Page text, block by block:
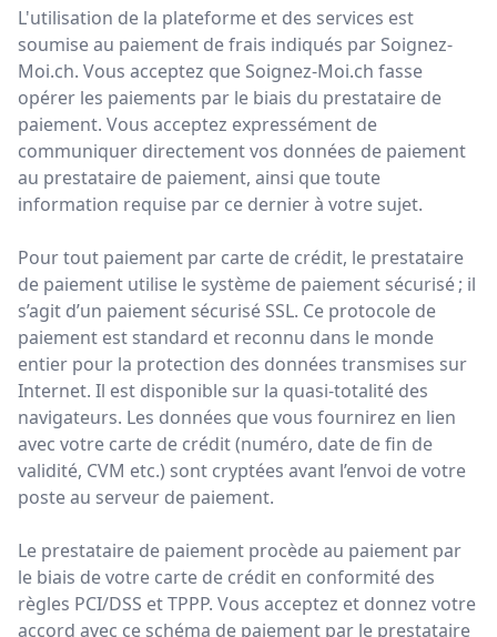
L'utilisation de la plateforme et des services est
soumise au paiement de frais indiqués par Soignez-
Moi.ch. Vous acceptez que Soignez-Moi.ch fasse
opérer les paiements par le biais du prestataire de
paiement. Vous acceptez expressément de
communiquer directement vos données de paiement
au prestataire de paiement, ainsi que toute
information requise par ce dernier à votre sujet.
Pour tout paiement par carte de crédit, le prestataire
de paiement utilise le système de paiement sécurisé ; il
s’agit d’un paiement sécurisé SSL. Ce protocole de
paiement est standard et reconnu dans le monde
entier pour la protection des données transmises sur
Internet. Il est disponible sur la quasi-totalité des
navigateurs. Les données que vous fournirez en lien
avec votre carte de crédit (numéro, date de fin de
validité, CVM etc.) sont cryptées avant l’envoi de votre
poste au serveur de paiement.
Le prestataire de paiement procède au paiement par
le biais de votre carte de crédit en conformité des
règles PCI/DSS et TPPP. Vous acceptez et donnez votre
accord avec ce schéma de paiement par le prestataire